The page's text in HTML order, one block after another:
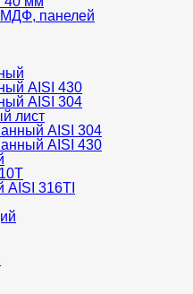
МДФ, панелей
AISI 430
AISI 304
лист
AISI 304
AISI 430
316TI